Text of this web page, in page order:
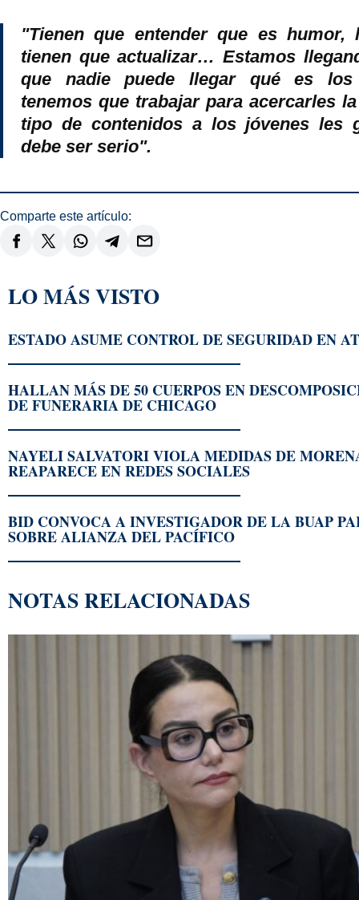
"Tienen que entender que es humor,
tienen que actualizar… Estamos
que nadie puede llegar qué es los
tenemos que trabajar para acercarles
tipo de contenidos a los jóvenes les
debe ser serio".
Comparte este artículo:
LO MÁS VISTO
ESTADO ASUME CONTROL DE SEGURIDAD EN
HALLAN MÁS DE 50 CUERPOS EN
DE FUNERARIA DE CHICAGO
NAYELI SALVATORI VIOLA MEDIDAS DE
REAPARECE EN REDES SOCIALES
BID CONVOCA A INVESTIGADOR DE LA BUAP
SOBRE ALIANZA DEL PACÍFICO
NOTAS RELACIONADAS